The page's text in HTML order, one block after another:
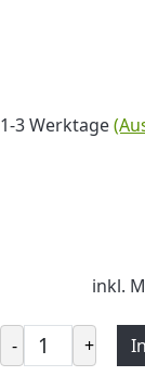
1-3 Werktage
inkl.
- +